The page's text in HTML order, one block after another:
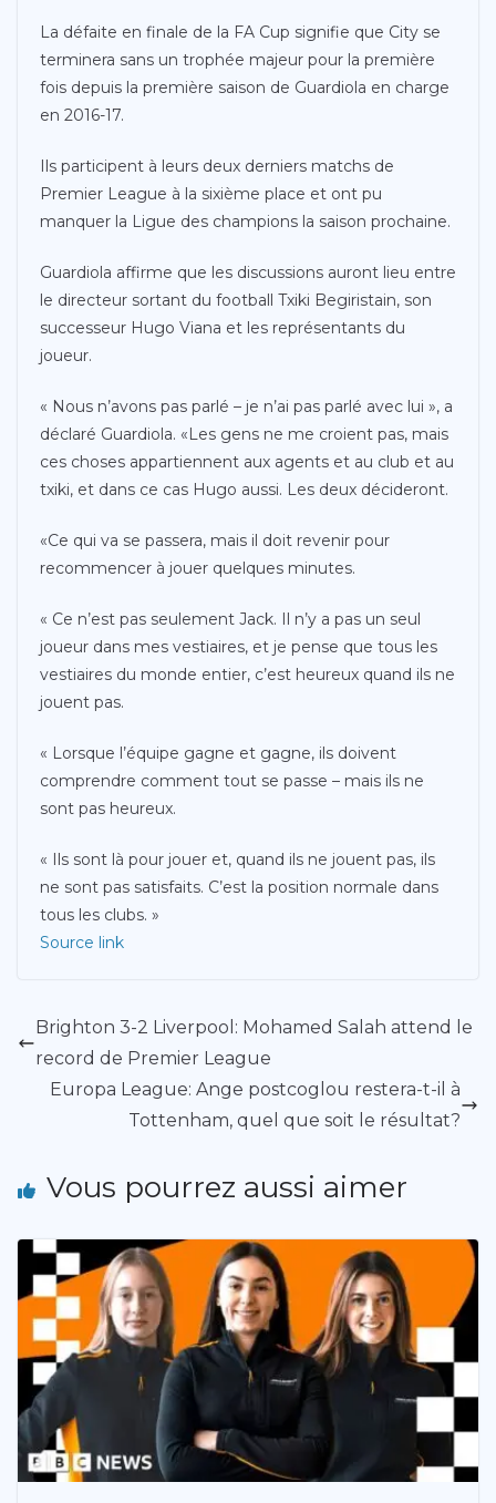
La défaite en finale de la FA Cup signifie que City se
terminera sans un trophée majeur pour la première
fois depuis la première saison de Guardiola en charge
en 2016-17.
Ils participent à leurs deux derniers matchs de
Premier League à la sixième place et ont pu
manquer la Ligue des champions la saison prochaine.
Guardiola affirme que les discussions auront lieu entre
le directeur sortant du football Txiki Begiristain, son
successeur Hugo Viana et les représentants du
joueur.
« Nous n’avons pas parlé – je n’ai pas parlé avec lui », a
déclaré Guardiola. «Les gens ne me croient pas, mais
ces choses appartiennent aux agents et au club et au
txiki, et dans ce cas Hugo aussi. Les deux décideront.
«Ce qui va se passera, mais il doit revenir pour
recommencer à jouer quelques minutes.
« Ce n’est pas seulement Jack. Il n’y a pas un seul
joueur dans mes vestiaires, et je pense que tous les
vestiaires du monde entier, c’est heureux quand ils ne
jouent pas.
« Lorsque l’équipe gagne et gagne, ils doivent
comprendre comment tout se passe – mais ils ne
sont pas heureux.
« Ils sont là pour jouer et, quand ils ne jouent pas, ils
ne sont pas satisfaits. C’est la position normale dans
tous les clubs. »
Source link
Brighton 3-2 Liverpool: Mohamed Salah attend le
record de Premier League
Europa League: Ange postcoglou restera-t-il à
Tottenham, quel que soit le résultat?
Vous pourrez aussi aimer